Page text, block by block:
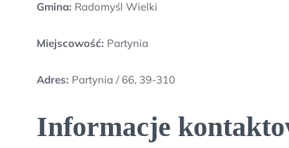
Gmina: Radomyśl Wielki
Miejscowość: Partynia
Adres: Partynia / 66, 39-310
Informacje